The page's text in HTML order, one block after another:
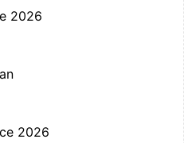
2026
2026